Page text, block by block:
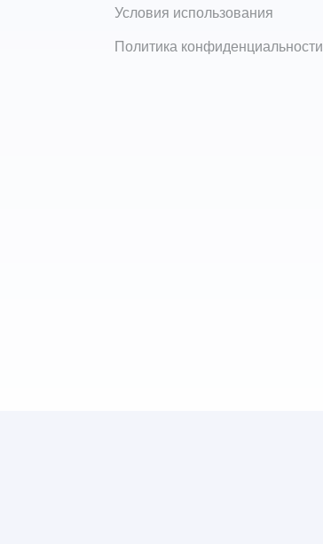
Условия использования
Политика конфиденциальности